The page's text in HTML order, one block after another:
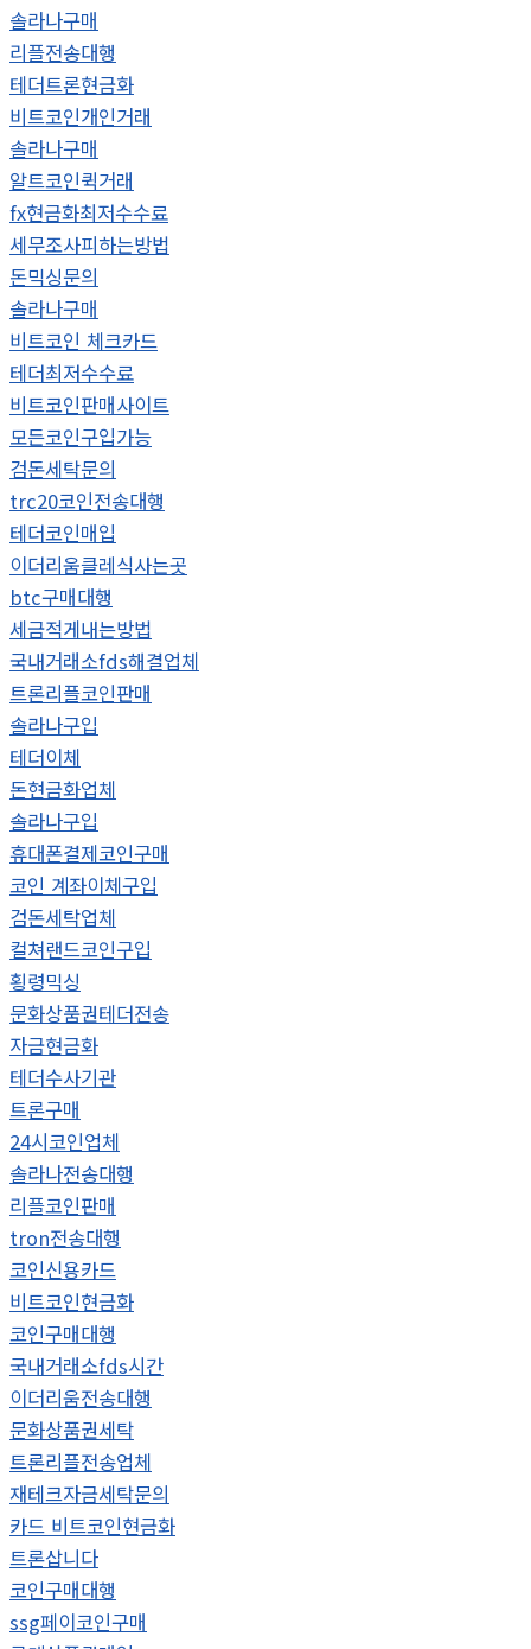
솔라나구매
리플전송대행
테더트론현금화
비트코인개인거래
솔라나구매
알트코인퀵거래
fx현금화최저수수료
세무조사피하는방법
돈믹싱문의
솔라나구매
비트코인 체크카드
테더최저수수료
비트코인판매사이트
모든코인구입가능
검돈세탁문의
trc20코인전송대행
테더코인매입
이더리움클레식사는곳
btc구매대행
세금적게내는방법
국내거래소fds해결업체
트론리플코인판매
솔라나구입
테더이체
돈현금화업체
솔라나구입
휴대폰결제코인구매
코인 계좌이체구입
검돈세탁업체
컬쳐랜드코인구입
횡령믹싱
문화상품권테더전송
자금현금화
테더수사기관
트론구매
24시코인업체
솔라나전송대행
리플코인판매
tron전송대행
코인신용카드
비트코인현금화
코인구매대행
국내거래소fds시간
이더리움전송대행
문화상품권세탁
트론리플전송업체
재테크자금세탁문의
카드 비트코인현금화
트론삽니다
코인구매대행
ssg페이코인구매